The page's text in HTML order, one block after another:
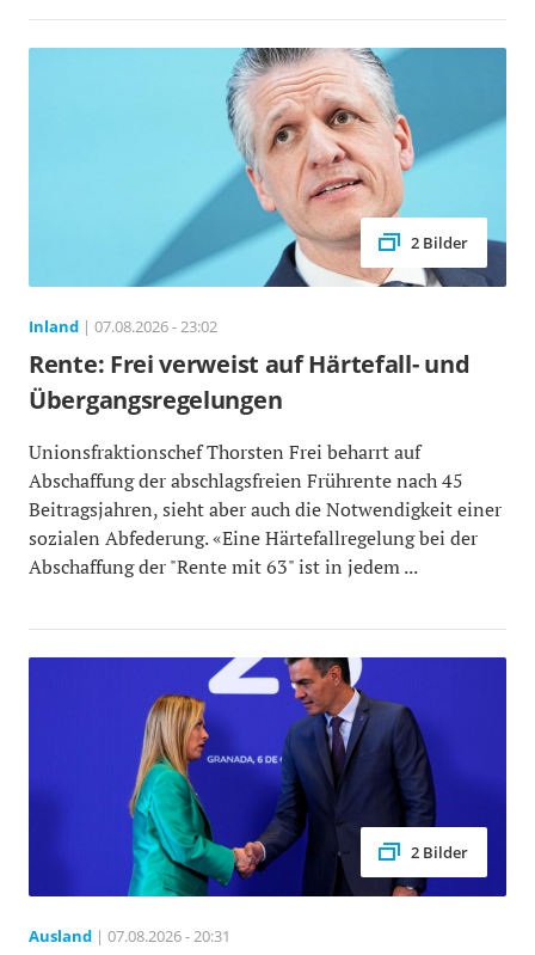
2 Bilder
Inland | 07.08.2026 - 23:02
Rente: Frei verweist auf Härtefall- und
Übergangsregelungen
Unionsfraktionschef Thorsten Frei beharrt auf
Abschaffung der abschlagsfreien Frührente nach 45
Beitragsjahren, sieht aber auch die Notwendigkeit einer
sozialen Abfederung. «Eine Härtefallregelung bei der
Abschaffung der "Rente mit 63" ist in jedem ...
2 Bilder
Ausland | 07.08.2026 - 20:31